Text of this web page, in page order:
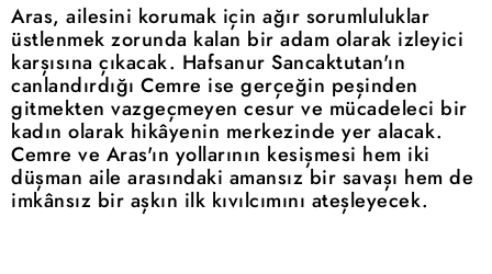
Aras, ailesini korumak için ağır sorumluluklar
üstlenmek zorunda kalan bir adam olarak izleyici
karşısına çıkacak. Hafsanur Sancaktutan'ın
canlandırdığı Cemre ise gerçeğin peşinden
gitmekten vazgeçmeyen cesur ve mücadeleci bir
kadın olarak hikâyenin merkezinde yer alacak.
Cemre ve Aras'ın yollarının kesişmesi hem iki
düşman aile arasındaki amansız bir savaşı hem de
imkânsız bir aşkın ilk kıvılcımını ateşleyecek.